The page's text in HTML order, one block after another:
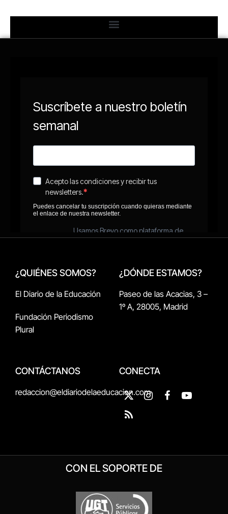
¿QUIÉNES SOMOS?
El Diario de la Educación
Fundación Periodismo
Plural
¿DÓNDE ESTAMOS?
Paseo de las Acacias, 3 –
1º A, 28005, Madrid
CONTÁCTANOS
redaccion@eldiariodelaeducacion.com
CONECTA
X
(Twitter)
InstagramFacebookYouTube
RSS
CON EL SOPORTE DE